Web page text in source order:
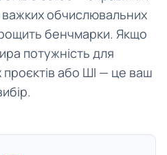
обчислювальних
бенчмарки. Якщо
потужність для
або ШІ — це ваш